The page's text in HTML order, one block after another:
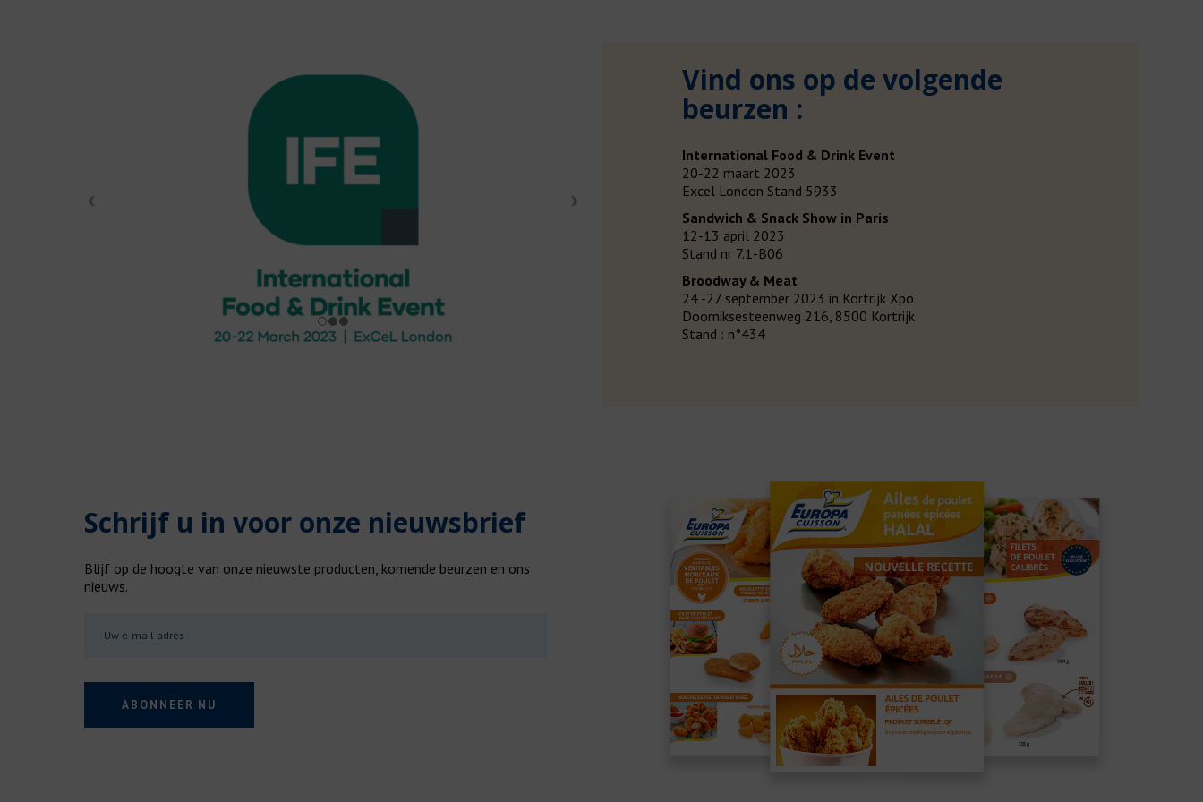
Vind ons op de volgende
beurzen :
International Food & Drink Event
20-22 maart 2023
Excel London Stand 5933
Sandwich & Snack Show in Paris
12-13 april 2023
Stand nr 7.1-B06
Broodway & Meat
24 -27 september 2023 in Kortrijk Xpo
Doorniksesteenweg 216, 8500 Kortrijk
Stand : n°434
Schrijf u in voor onze nieuwsbrief
Blijf op de hoogte van onze nieuwste producten, komende beurzen en ons
nieuws.